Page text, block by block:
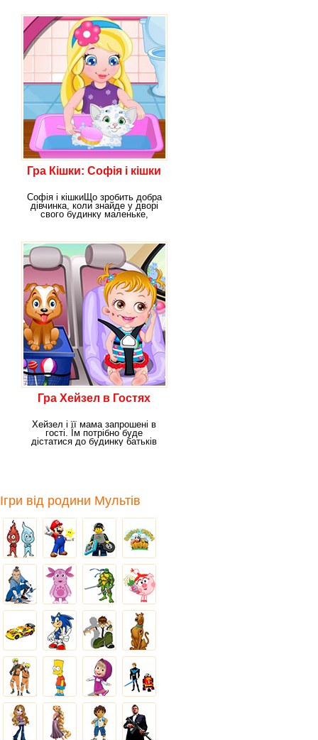
Гра Кішки: Софія і кішки
Софія і кішкиЩо зробить добра
дівчинка, коли знайде у дворі
свого будинку маленьке,
Гра Хейзел в Гостях
Хейзел і її мама запрошені в
гості. Їм потрібно буде
дістатися до будинку батьків
Ігри від родини Мультів